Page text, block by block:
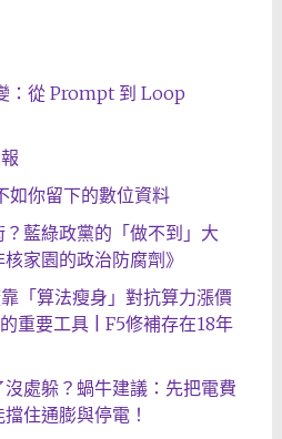
：從 Prompt 到 Loop
如你留下的數位資料
？藍綠政黨的「做不到」大
家園的政治防腐劑》
「算法瘦身」對抗算力漲價
重要工具 | F5修補存在18年
沒處躲？蝸牛建議：先把電費
住通膨與停電！